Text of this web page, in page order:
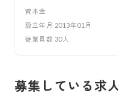
資本金
設立年月 2013年01月
従業員数 30人
募集している求